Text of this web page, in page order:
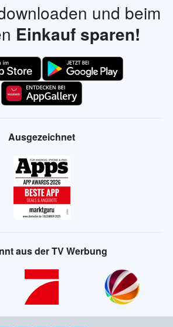
und beim
Einkauf sparen!
Ausgezeichnet
aus der TV Werbung